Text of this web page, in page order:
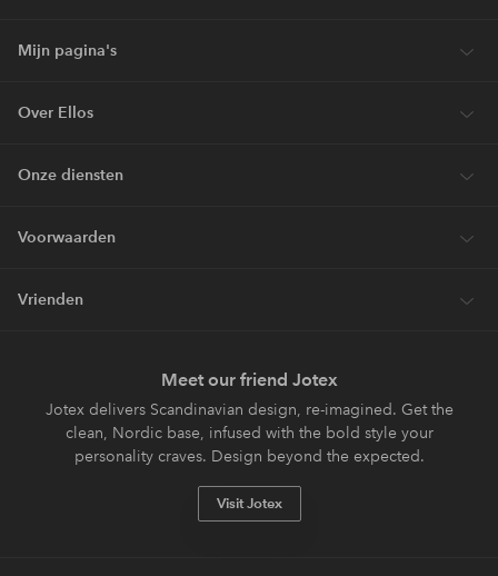
Mijn pagina's
Over Ellos
Onze diensten
Voorwaarden
Vrienden
Meet our friend Jotex
Jotex delivers Scandinavian design, re-imagined. Get the
clean, Nordic base, infused with the bold style your
personality craves. Design beyond the expected.
Visit Jotex